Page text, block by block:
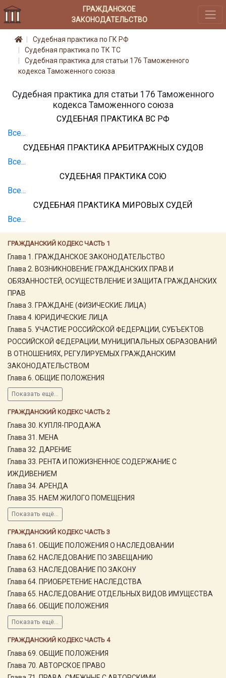
ГРАЖДАНСКОЕ
ЗАКОНОДАТЕЛЬСТВО
ГРАЖДАНСКИЙ КОДЕКС ЧАСТЬ 1
Глава 1. ГРАЖДАНСКОЕ ЗАКОНОДАТЕЛЬСТВО
Глава 2. ВОЗНИКНОВЕНИЕ ГРАЖДАНСКИХ ПРАВ И
ОБЯЗАННОСТЕЙ, ОСУЩЕСТВЛЕНИЕ И ЗАЩИТА ГРАЖДАНСКИХ
ПРАВ
Глава 3. ГРАЖДАНЕ (ФИЗИЧЕСКИЕ ЛИЦА)
Глава 4. ЮРИДИЧЕСКИЕ ЛИЦА
Глава 5. УЧАСТИЕ РОССИЙСКОЙ ФЕДЕРАЦИИ, СУБЪЕКТОВ
РОССИЙСКОЙ ФЕДЕРАЦИИ, МУНИЦИПАЛЬНЫХ ОБРАЗОВАНИЙ
В ОТНОШЕНИЯХ, РЕГУЛИРУЕМЫХ ГРАЖДАНСКИМ
ЗАКОНОДАТЕЛЬСТВОМ
Глава 6. ОБЩИЕ ПОЛОЖЕНИЯ
Показать ещё...
ГРАЖДАНСКИЙ КОДЕКС ЧАСТЬ 2
Глава 30. КУПЛЯ-ПРОДАЖА
Глава 31. МЕНА
Глава 32. ДАРЕНИЕ
Глава 33. РЕНТА И ПОЖИЗНЕННОЕ СОДЕРЖАНИЕ С
ИЖДИВЕНИЕМ
Глава 34. АРЕНДА
Глава 35. НАЕМ ЖИЛОГО ПОМЕЩЕНИЯ
Показать ещё...
ГРАЖДАНСКИЙ КОДЕКС ЧАСТЬ 3
Глава 61. ОБЩИЕ ПОЛОЖЕНИЯ О НАСЛЕДОВАНИИ
Глава 62. НАСЛЕДОВАНИЕ ПО ЗАВЕЩАНИЮ
Глава 63. НАСЛЕДОВАНИЕ ПО ЗАКОНУ
Глава 64. ПРИОБРЕТЕНИЕ НАСЛЕДСТВА
Глава 65. НАСЛЕДОВАНИЕ ОТДЕЛЬНЫХ ВИДОВ ИМУЩЕСТВА
Глава 66. ОБЩИЕ ПОЛОЖЕНИЯ
Показать ещё...
ГРАЖДАНСКИЙ КОДЕКС ЧАСТЬ 4
Глава 69. ОБЩИЕ ПОЛОЖЕНИЯ
Глава 70. АВТОРСКОЕ ПРАВО
Судебная практика по ГК РФ
Судебная практика по ТК ТС
Судебная практика для статьи 176 Таможенного
кодекса Таможенного союза
Судебная практика для статьи 176 Таможенного
кодекса Таможенного союза
СУДЕБНАЯ ПРАКТИКА ВС РФ
Все...
СУДЕБНАЯ ПРАКТИКА АРБИТРАЖНЫХ СУДОВ
Все...
СУДЕБНАЯ ПРАКТИКА СОЮ
Все...
СУДЕБНАЯ ПРАКТИКА МИРОВЫХ СУДЕЙ
Все...